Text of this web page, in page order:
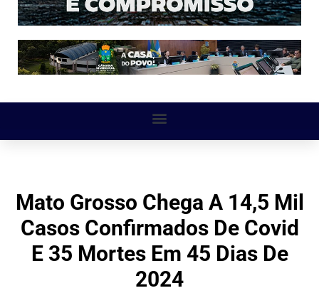
Mato Grosso Chega A 14,5 Mil
Casos Confirmados De Covid
E 35 Mortes Em 45 Dias De
2024